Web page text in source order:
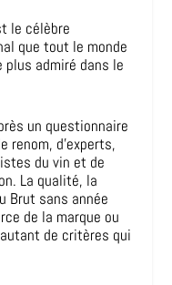
le célèbre
que tout le monde
plus admiré dans le
un questionnaire
renom, d’experts,
du vin et de
La qualité, la
Brut sans année
de la marque ou
de critères qui